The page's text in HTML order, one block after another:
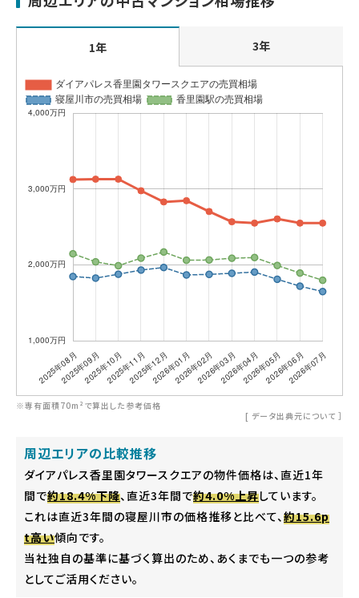
1年 3年
※専有面積70m²で算出した参考価格
[ データ出典元について ］
周辺エリアの比較推移
ダイアパレス香里園タワースクエアの物件価格は、直近1年
間で約18.4%下降、直近3年間で約4.0%上昇しています。
これは直近3年間の寝屋川市の価格推移と比べて、約15.6p
t高い傾向です。
当社独自の基準に基づく算出のため、あくまでも一つの参考
としてご活用ください。